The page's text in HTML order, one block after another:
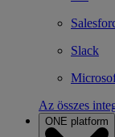
Slack
Az összes
ONE platform